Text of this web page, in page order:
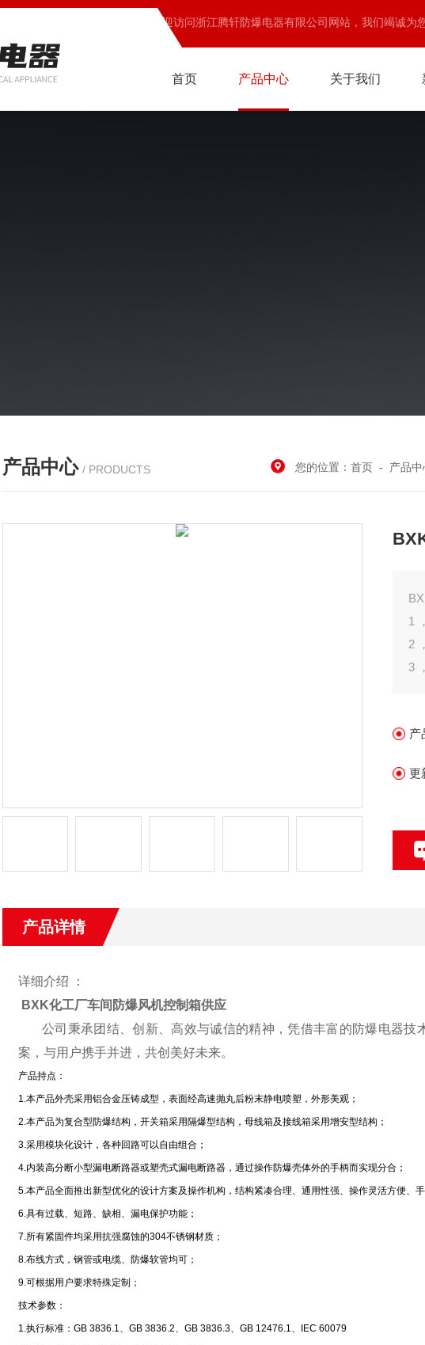
欢迎访问浙江腾轩防爆电器有限公司网站，我们竭诚为
首页 产品中心 关于我们
产品中心 / PRODUCTS 您的位置：首页 - 产品
1
2
3
产
更
产品详情
详细介绍 ：
BXK化工厂车间防爆风机控制箱供应
公司秉承团结、创新、高效与诚信的精神，凭借丰富的防爆电器技
案，与用户携手并进，共创美好未来。
产品持点：
1.本产品外壳采用铝合金压铸成型，表面经高速抛丸后粉末静电喷塑，外形美观；
2.本产品为复合型防爆结构，开关箱采用隔爆型结构，母线箱及接线箱采用增安型结构；
3.采用模块化设计，各种回路可以自由组合；
4.内装高分断小型漏电断路器或塑壳式漏电断路器，通过操作防爆壳体外的手柄而实现分合；
5.本产品全面推出新型优化的设计方案及操作机构，结构紧凑合理、通用性强、操作灵活方便、
6.具有过载、短路、缺相、漏电保护功能；
7.所有紧固件均采用抗强腐蚀的304不锈钢材质；
8.布线方式，钢管或电缆、防爆软管均可；
9.可根据用户要求特殊定制；
技术参数：
1.执行标准：GB 3836.1、GB 3836.2、GB 3836.3、GB 12476.1、IEC 60079